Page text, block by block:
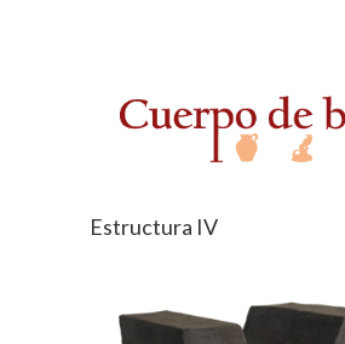
Estructura IV